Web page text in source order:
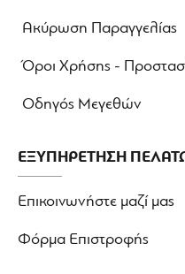
Ακύρωση Παραγγελίας
Όροι Χρήσης -
Οδηγός Μεγεθών
ΕΞΥΠΗΡΕΤΗΣΗ
Επικοινωνήστε μαζί μας
Φόρμα Επιστροφής